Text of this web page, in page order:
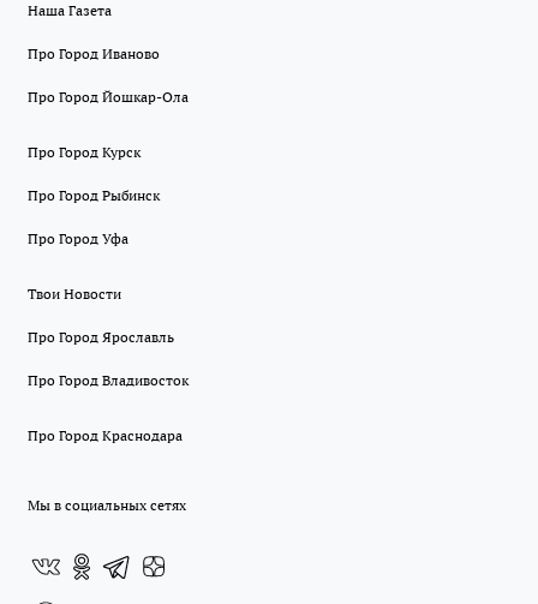
Наша Газета
Про Город Иваново
Про Город Йошкар-Ола
Про Город Курск
Про Город Рыбинск
Про Город Уфа
Твои Новости
Про Город Ярославль
Про Город Владивосток
Про Город Краснодара
Мы в социальных сетях